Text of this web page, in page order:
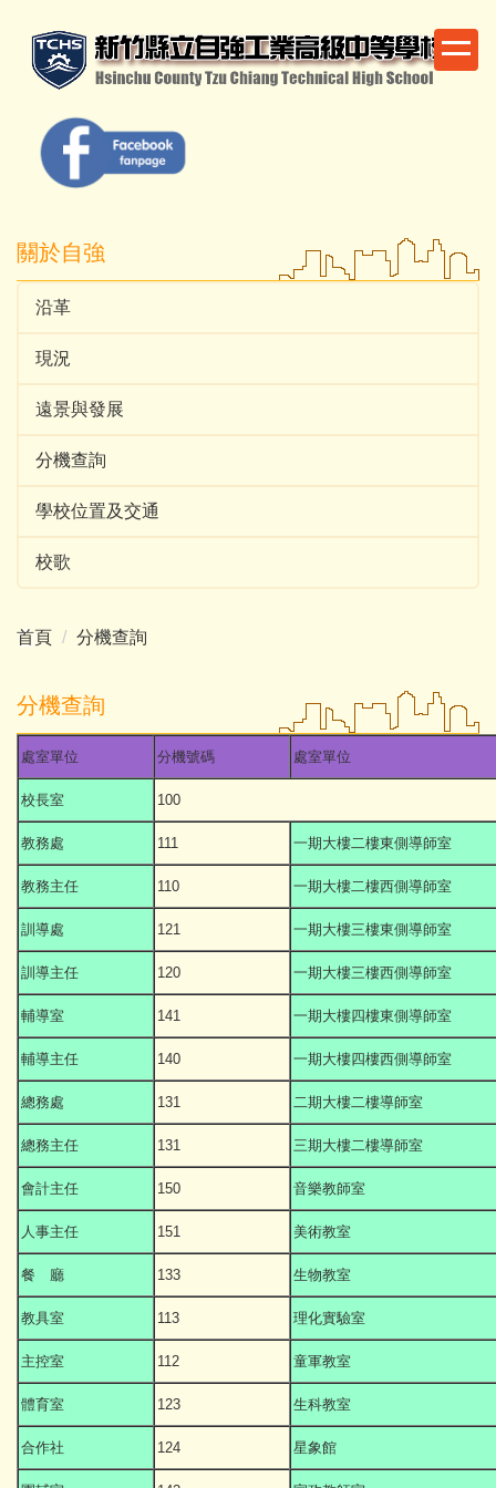
關於自強
沿革
現況
遠景與發展
分機查詢
學校位置及交通
校歌
首頁 分機查詢
分機查詢
處室單位 分機號碼 處室單位
校長室 100
教務處 111 一期大樓二樓東側導師室
教務主任 110 一期大樓二樓西側導師室
訓導處 121 一期大樓三樓東側導師室
訓導主任 120 一期大樓三樓西側導師室
輔導室 141 一期大樓四樓東側導師室
輔導主任 140 一期大樓四樓西側導師室
總務處 131 二期大樓二樓導師室
總務主任 131 三期大樓二樓導師室
會計主任 150 音樂教師室
人事主任 151 美術教室
餐 廳 133 生物教室
教具室 113 理化實驗室
主控室 112 童軍教室
體育室 123 生科教室
合作社 124 星象館